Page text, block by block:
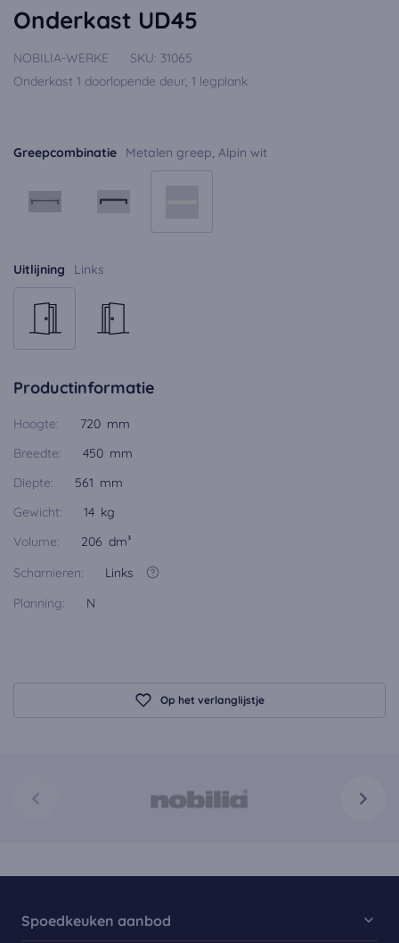
Onderkast UD45
NOBILIA-WERKE SKU: 31065
Onderkast 1 doorlopende deur, 1 legplank
Greepcombinatie Metalen greep, Alpin wit
Uitlijning Links
Productinformatie
Hoogte:
720 mm
Breedte:
450 mm
Diepte:
561 mm
Gewicht:
14 kg
Volume:
206 dm³
Scharnieren:
Links
Planning:
N
Op het verlanglijstje
Spoedkeuken aanbod